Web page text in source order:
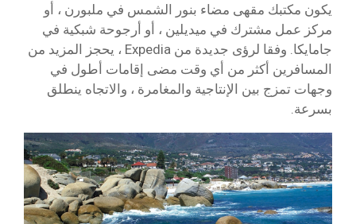
يكون مكتبك مقهى مضاء بنور الشمس في ملبورن ، أو
مركز عمل مشترك في ميديلين ، أو أرجوحة شبكية في
جامايكا. وفقا لرؤى جديدة من Expedia ، يحجز المزيد من
المسافرين أكثر من أي وقت مضى إقامات أطول في
وجهات تمزج بين الإنتاجية والمغامرة ، والاتجاه ينطلق
بسرعة.